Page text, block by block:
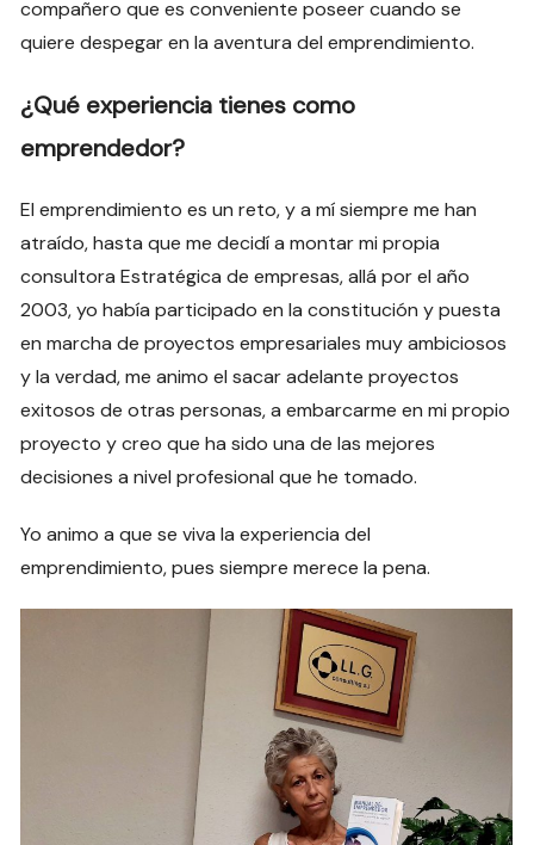
compañero que es conveniente poseer cuando se
quiere despegar en la aventura del emprendimiento.
¿Qué experiencia tienes como
emprendedor?
El emprendimiento es un reto, y a mí siempre me han
atraído, hasta que me decidí a montar mi propia
consultora Estratégica de empresas, allá por el año
2003, yo había participado en la constitución y puesta
en marcha de proyectos empresariales muy ambiciosos
y la verdad, me animo el sacar adelante proyectos
exitosos de otras personas, a embarcarme en mi propio
proyecto y creo que ha sido una de las mejores
decisiones a nivel profesional que he tomado.
Yo animo a que se viva la experiencia del
emprendimiento, pues siempre merece la pena.